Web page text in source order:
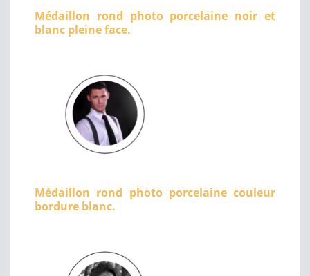
Médaillon rond photo porcelaine noir et
blanc pleine face.
Médaillon rond photo porcelaine couleur
bordure blanc.